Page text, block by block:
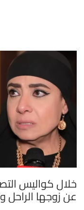
خلال كواليس
عن زوجها الراحل